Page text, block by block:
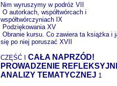
Nim wyruszymy w podróż VII
O autorkach, współtwórcach i
współtwórczyniach IX
Podziękowania XV
Obranie kursu. Co zawiera ta książka i
się po niej poruszać XVII
CZĘŚĆ I CAŁA NAPRZÓD!
PROWADZENIE
ANALIZY TEMATYCZNEJ 1